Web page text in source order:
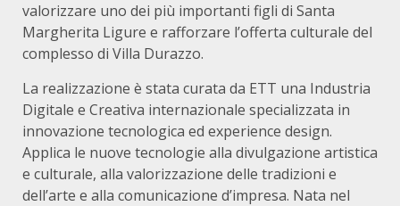
valorizzare uno dei più importanti figli di Santa
Margherita Ligure e rafforzare l’offerta culturale del
complesso di Villa Durazzo.
La realizzazione è stata curata da ETT una Industria
Digitale e Creativa internazionale specializzata in
innovazione tecnologica ed experience design.
Applica le nuove tecnologie alla divulgazione artistica
e culturale, alla valorizzazione delle tradizioni e
dell’arte e alla comunicazione d’impresa. Nata nel